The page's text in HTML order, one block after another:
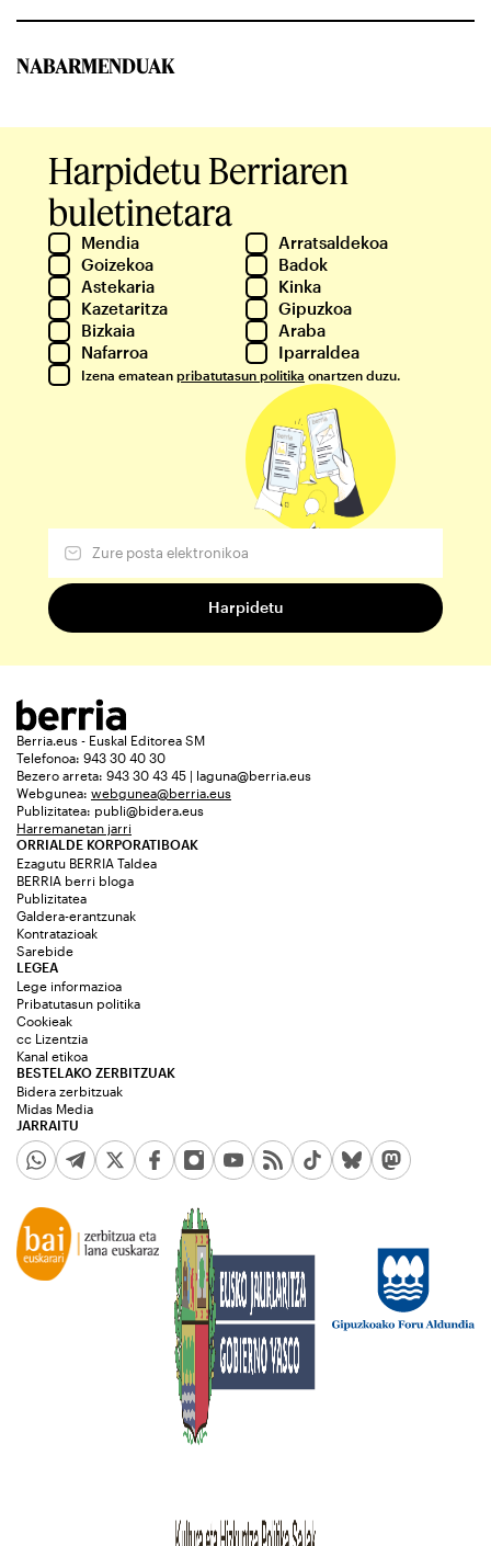
NABARMENDUAK
Harpidetu Berriaren
buletinetara
Mendia
Arratsaldekoa
Goizekoa
Badok
Astekaria
Kinka
Kazetaritza
Gipuzkoa
Bizkaia
Araba
Nafarroa
Iparraldea
Izena ematean pribatutasun politika onartzen duzu.
Berria.eus - Euskal Editorea SM
Telefonoa: 943 30 40 30
Bezero arreta: 943 30 43 45 | laguna@berria.eus
Webgunea: webgunea@berria.eus
Publizitatea: publi@bidera.eus
Harremanetan jarri
ORRIALDE KORPORATIBOAK
Ezagutu BERRIA Taldea
BERRIA berri bloga
Publizitatea
Galdera-erantzunak
Kontratazioak
Sarebide
JARRAITU
LEGEA
Lege informazioa
Pribatutasun politika
Cookieak
cc Lizentzia
Kanal etikoa
BESTELAKO ZERBITZUAK
Bidera zerbitzuak
Midas Media